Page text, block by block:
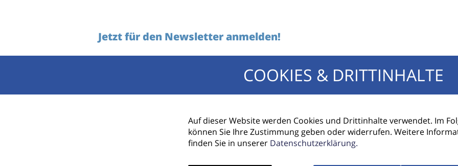
Jetzt für den Newsletter anmelden!
E-Mail Adresse
COOKIES & DRITTINHALTE
Auf dieser Website werden Cookies und Drittinhalte verwendet. Im
können Sie Ihre Zustimmung geben oder widerrufen. Weitere
finden Sie in unserer Datenschutzerklärung.